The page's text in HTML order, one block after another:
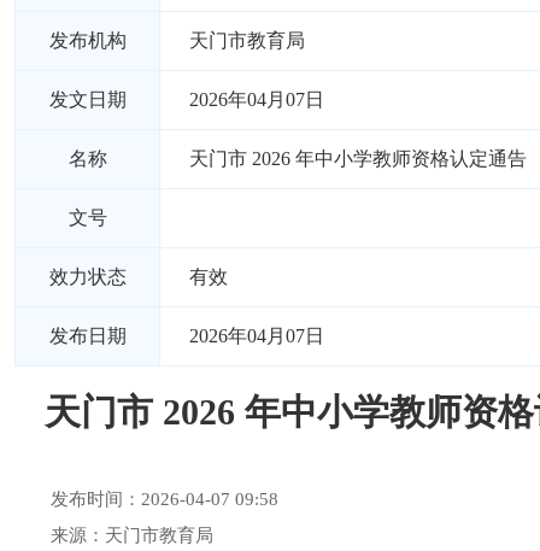
发布机构 天门市教育局
发文日期 2026年04月07日
名称 天门市 2026 年中小学教师资格认定通告
文号
效力状态 有效
发布日期 2026年04月07日
天门市 2026 年中小学教师资
发布时间：2026-04-07 09:58
来源：天门市教育局